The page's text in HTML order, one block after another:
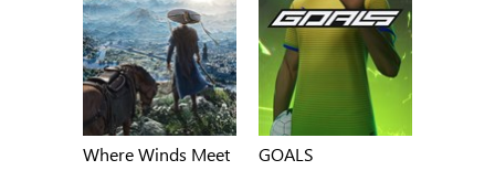
Where Winds Meet GOALS